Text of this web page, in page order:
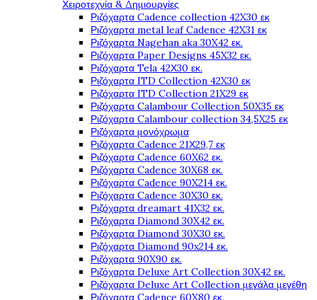
Χειροτεχνία & Δημιουργίες
Ριζόχαρτα Cadence collection 42X30 εκ
Ριζόχαρτα metal leaf Cadence 42X31 εκ
Ριζόχαρτα Nagehan aka 30X42 εκ.
Ριζόχαρτα Paper Designs 45X32 εκ.
Ριζόχαρτα Tela 42Χ30 εκ.
Ριζόχαρτα ITD Collection 42X30 εκ
Ριζόχαρτα ITD Collection 21X29 εκ
Ριζόχαρτα Calambour Collection 50X35 εκ
Ριζόχαρτα Calambour collection 34,5X25 εκ
Ριζόχαρτα μονόχρωμα
Ριζόχαρτα Cadence 21Χ29,7 εκ
Ριζόχαρτα Cadence 60X62 εκ.
Ριζόχαρτα Cadence 30X68 εκ.
Ριζόχαρτα Cadence 90X214 εκ.
Ριζόχαρτα Cadence 30X30 εκ.
Ριζόχαρτα dreamart 41X32 εκ.
Ριζόχαρτα Diamond 30X42 εκ.
Ριζόχαρτα Diamond 30X30 εκ.
Ριζόχαρτα Diamond 90x214 εκ.
Ριζόχαρτα 90X90 εκ.
Ριζόχαρτα Deluxe Art Collection 30X42 εκ.
Ριζόχαρτα Deluxe Art Collection μεγάλα μεγέθη
Ριζόχαρτα Cadence 60X80 εκ.